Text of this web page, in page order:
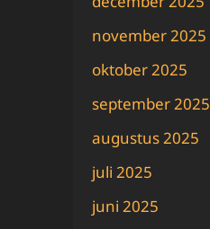
november 2025
oktober 2025
september 2025
augustus 2025
juli 2025
juni 2025